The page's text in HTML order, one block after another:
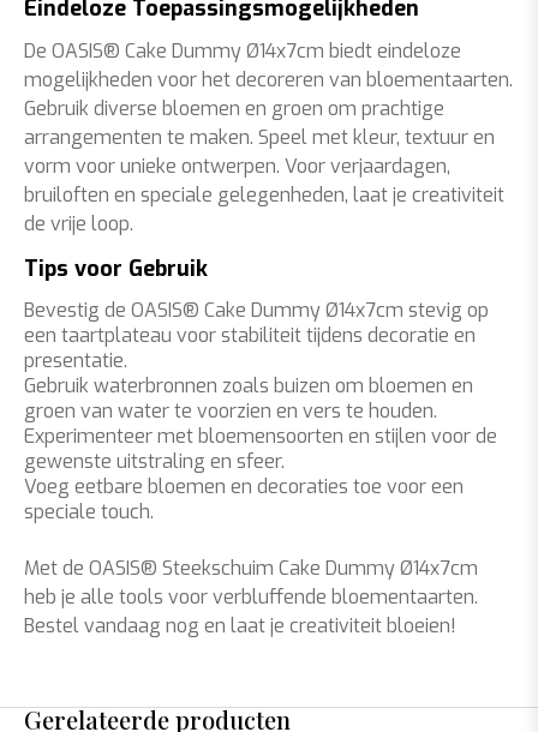
Eindeloze Toepassingsmogelijkheden
De OASIS® Cake Dummy Ø14x7cm biedt eindeloze
mogelijkheden voor het decoreren van bloementaarten.
Gebruik diverse bloemen en groen om prachtige
arrangementen te maken. Speel met kleur, textuur en
vorm voor unieke ontwerpen. Voor verjaardagen,
bruiloften en speciale gelegenheden, laat je creativiteit
de vrije loop.
Tips voor Gebruik
Bevestig de OASIS® Cake Dummy Ø14x7cm stevig op
een taartplateau voor stabiliteit tijdens decoratie en
presentatie.
Gebruik waterbronnen zoals buizen om bloemen en
groen van water te voorzien en vers te houden.
Experimenteer met bloemensoorten en stijlen voor de
gewenste uitstraling en sfeer.
Voeg eetbare bloemen en decoraties toe voor een
speciale touch.
Met de OASIS® Steekschuim Cake Dummy Ø14x7cm
heb je alle tools voor verbluffende bloementaarten.
Bestel vandaag nog en laat je creativiteit bloeien!
Gerelateerde producten